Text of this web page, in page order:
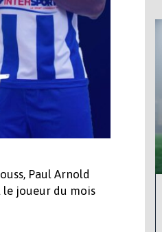
Paul Arnold
le joueur du mois